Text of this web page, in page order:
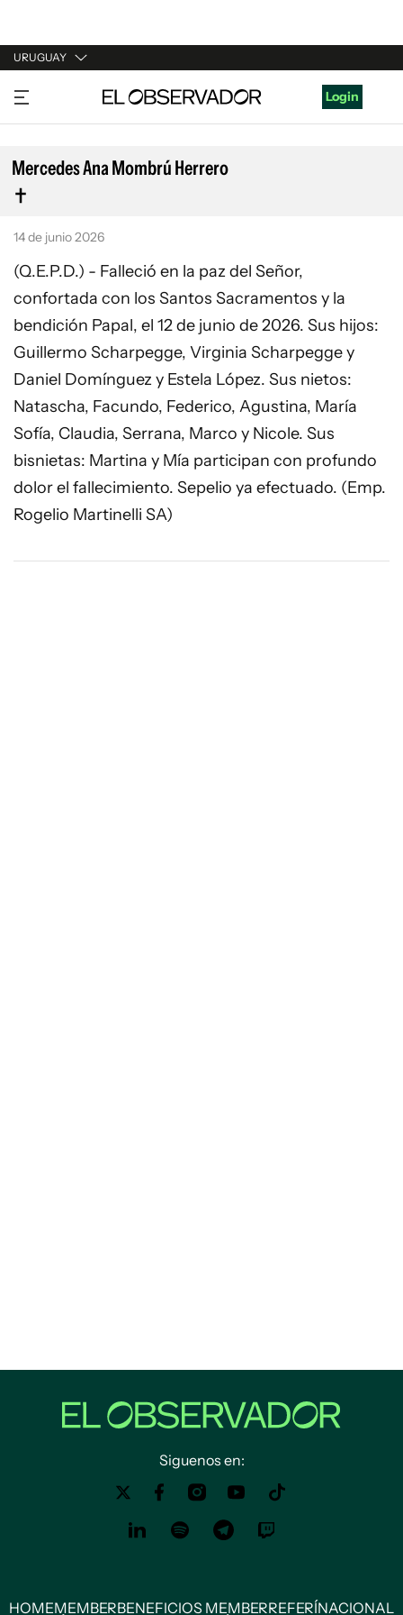
URUGUAY
URUGUAY
ARGENTINA
ESPAÑA
ESTADOS UNIDOS
Login
Mercedes Ana Mombrú Herrero
14 de junio 2026
(Q.E.P.D.) - Falleció en la paz del Señor,
confortada con los Santos Sacramentos y la
bendición Papal, el 12 de junio de 2026. Sus hijos:
Guillermo Scharpegge, Virginia Scharpegge y
Daniel Domínguez y Estela López. Sus nietos:
Natascha, Facundo, Federico, Agustina, María
Sofía, Claudia, Serrana, Marco y Nicole. Sus
bisnietas: Martina y Mía participan con profundo
dolor el fallecimiento. Sepelio ya efectuado. (Emp.
Rogelio Martinelli SA)
Siguenos en:
HOMEMEMBERBENEFICIOS MEMBERREFERÍNACIONAL